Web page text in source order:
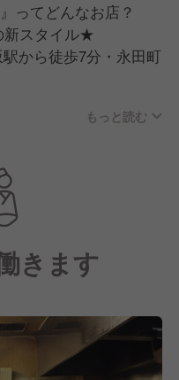
ってどんなお店？
新スタイル★
から徒歩7分・永田町
・・・』
たい!!!
っかり還元
意見を積極的に反映し
もっと読む
きます